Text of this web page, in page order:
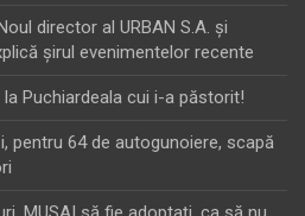
director al URBAN S.A. şi
şirul evenimentelor recente
la Puchiardeala cui i-a păstorit!
pentru 64 de autogunoiere, scapă